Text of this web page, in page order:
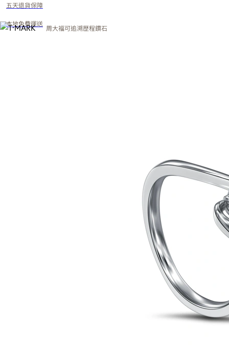
五天退貨保障
本地免費運送
周大福可追溯歷程鑽石